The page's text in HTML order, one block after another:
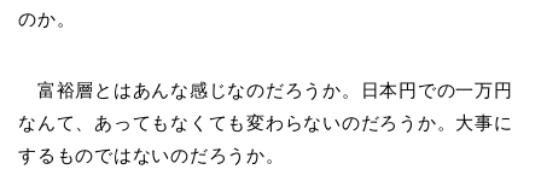
のか。
富裕層とはあんな感じなのだろうか。日本円での一万円
なんて、あってもなくても変わらないのだろうか。大事に
するものではないのだろうか。